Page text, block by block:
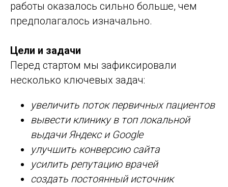
работы оказалось сильно больше, чем
предполагалось изначально.
Цели и задачи
Перед стартом мы зафиксировали
несколько ключевых задач:
увеличить поток первичных пациентов
вывести клинику в топ локальной
выдачи Яндекс и Google
улучшить конверсию сайта
усилить репутацию врачей
создать постоянный источник